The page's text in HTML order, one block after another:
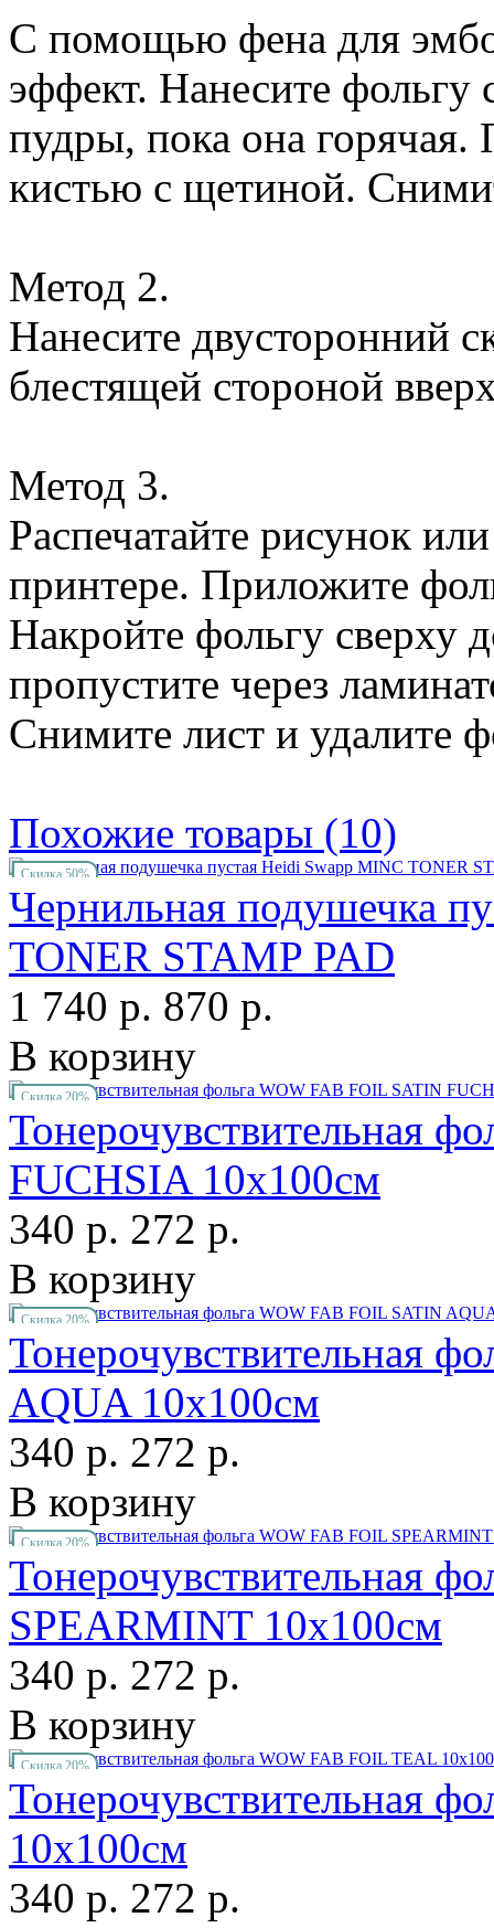
С помощью фена для
эффект. Нанесите фольгу
пудры, пока она
кистью с щетиной.
Метод 2.
Нанесите двусторонний
блестящей стороной
Метод 3.
Распечатайте рисунок
принтере. Приложите
Накройте фольгу сверху
пропустите через
Снимите лист и удалите
Похожие товары (10)
Скидка 50%
Чернильная подушечка
TONER STAMP PAD
1 740 р. 870 р.
В корзину
Скидка 20%
Тонерочувствительная
FUCHSIA 10х100см
340 р. 272 р.
В корзину
Скидка 20%
Тонерочувствительная
AQUA 10х100см
340 р. 272 р.
В корзину
Скидка 20%
Тонерочувствительная
SPEARMINT 10х100см
340 р. 272 р.
В корзину
Скидка 20%
Тонерочувствительная
10х100см
340 р. 272 р.